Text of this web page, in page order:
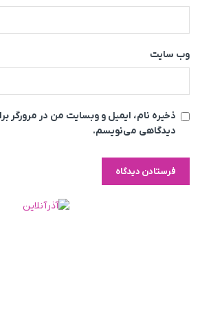
وب‌ سایت
ذخیره نام، ایمیل و وبسایت من در مرورگر
دیدگاهی می‌نویسم.